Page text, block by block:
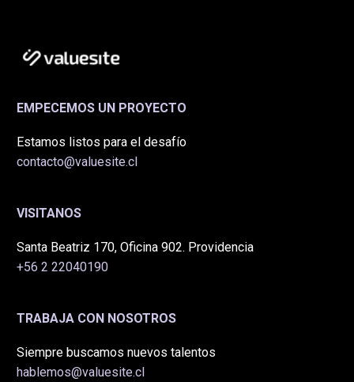
EMPECEMOS UN PROYECTO
Estamos listos para el desafío
contacto@valuesite.cl
VISITANOS
Santa Beatriz 170, Oficina 902. Providencia
+56 2 22040190
TRABAJA CON NOSOTROS
Siempre buscamos nuevos talentos
hablemos@valuesite.cl